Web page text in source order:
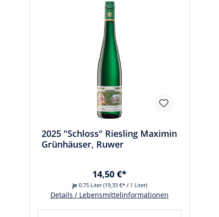
2025 "Schloss" Riesling Maximin
Grünhäuser, Ruwer
je 0.75 Liter(19,33 €* / 1 Liter)
14,50 €*
Details / Lebensmittelinformationen